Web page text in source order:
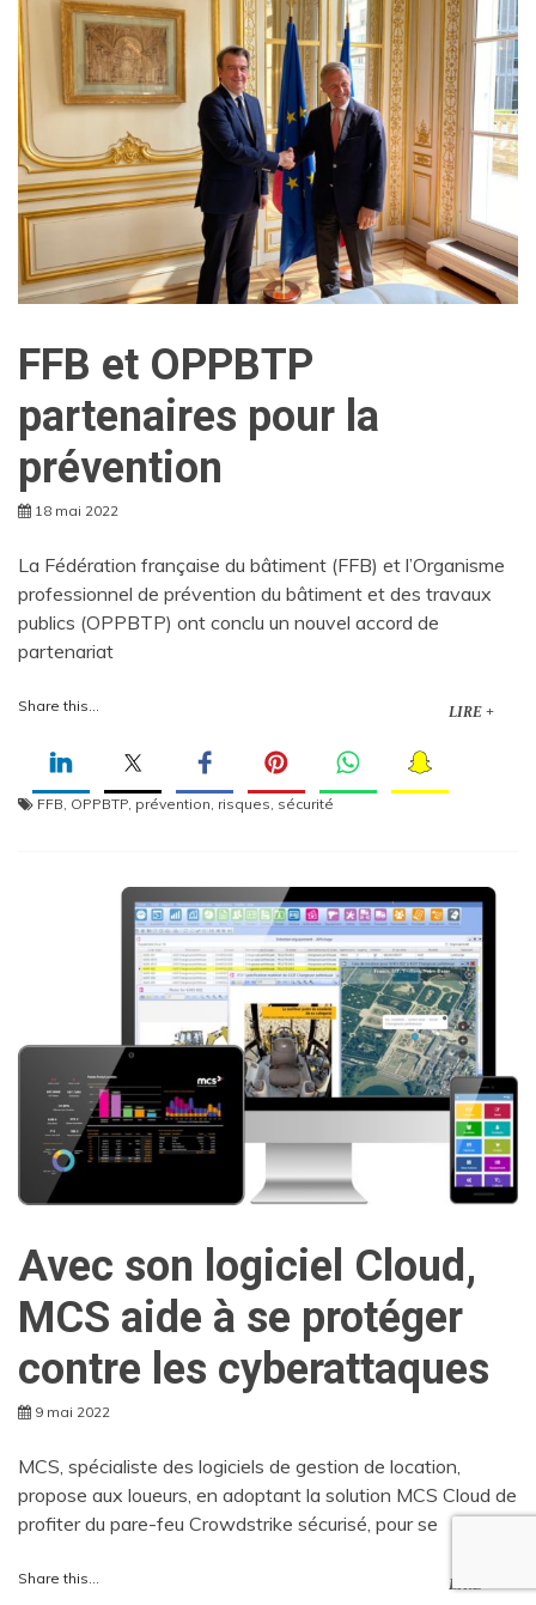
FFB et OPPBTP
partenaires pour la
prévention
18 mai 2022
La Fédération française du bâtiment (FFB) et l’Organisme
professionnel de prévention du bâtiment et des travaux
publics (OPPBTP) ont conclu un nouvel accord de
partenariat
Share this... LIRE +
FFB OPPBTP prévention risques sécurité
Avec son logiciel Cloud,
MCS aide à se protéger
contre les cyberattaques
9 mai 2022
MCS, spécialiste des logiciels de gestion de location,
propose aux loueurs, en adoptant la solution MCS Cloud de
profiter du pare-feu Crowdstrike sécurisé, pour se
Share this... LIRE +